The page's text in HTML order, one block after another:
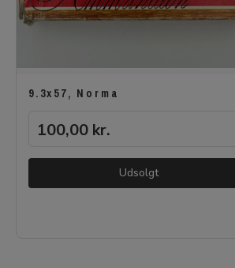
9.3x57, Norma
100,00 kr.
Udsolgt